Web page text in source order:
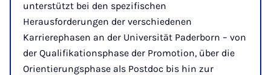
unterstützt bei den spezifischen
Herausforderungen der verschiedenen
Karrierephasen an der Universität Paderborn – von
der Qualifikationsphase der Promotion, über die
Orientierungsphase als Postdoc bis hin zur